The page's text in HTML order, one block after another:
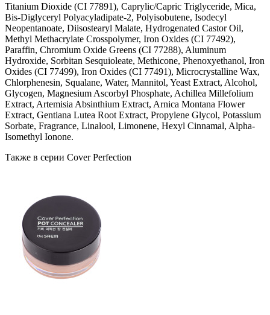
Titanium Dioxide (CI 77891), Caprylic/Capric Triglyceride, Mica,
Bis-Diglyceryl Polyacyladipate-2, Polyisobutene, Isodecyl
Neopentanoate, Diisostearyl Malate, Hydrogenated Castor Oil,
Methyl Methacrylate Crosspolymer, Iron Oxides (CI 77492),
Paraffin, Chromium Oxide Greens (CI 77288), Aluminum
Hydroxide, Sorbitan Sesquioleate, Methicone, Phenoxyethanol, Iron
Oxides (CI 77499), Iron Oxides (CI 77491), Microcrystalline Wax,
Chlorphenesin, Squalane, Water, Mannitol, Yeast Extract, Alcohol,
Glycogen, Magnesium Ascorbyl Phosphate, Achillea Millefolium
Extract, Artemisia Absinthium Extract, Arnica Montana Flower
Extract, Gentiana Lutea Root Extract, Propylene Glycol, Potassium
Sorbate, Fragrance, Linalool, Limonene, Hexyl Cinnamal, Alpha-
Isomethyl Ionone.
Также в серии Cover Perfection